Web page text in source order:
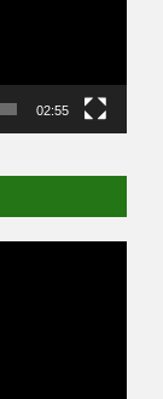
02:55